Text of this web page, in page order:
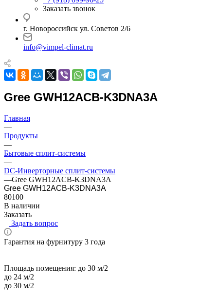
Заказать звонок
г. Новороссийск ул. Советов 2/6
info@vimpel-climat.ru
Gree GWH12ACB-K3DNA3A
Главная
—
Продукты
—
Бытовые сплит-системы
—
DC-Инверторные сплит-системы
—Gree GWH12ACB-K3DNA3A
Gree GWH12ACB-K3DNA3A
80100
В наличии
Заказать
Задать вопрос
Гарантия на фурнитуру 3 года
Площадь помещения: до 30 м/2
до 24 м/2
до 30 м/2